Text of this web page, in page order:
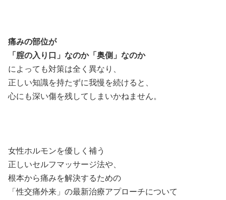
痛みの部位が
「腟の入り口」なのか「奥側」なのか
によっても対策は全く異なり、
正しい知識を持たずに我慢を続けると、
心にも深い傷を残してしまいかねません。
女性ホルモンを優しく補う
正しいセルフマッサージ法や、
根本から痛みを解決するための
「性交痛外来」の最新治療アプローチについて